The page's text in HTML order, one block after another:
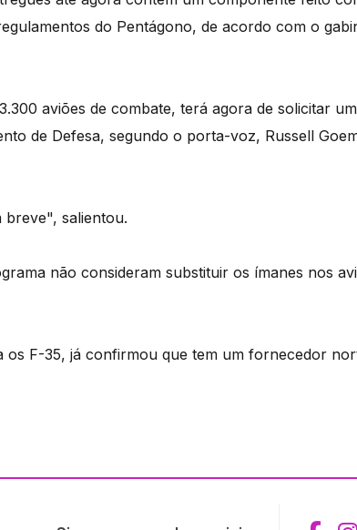
do Pentágono, de acordo com o
aviões de combate, terá agora de solicitar
de Defesa, segundo o porta-voz, Russell
breve", salientou.
não consideram substituir os ímanes nos
os F-35, já confirmou que tem um fornecedor